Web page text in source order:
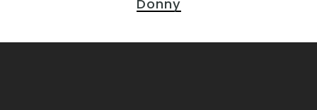
Donny